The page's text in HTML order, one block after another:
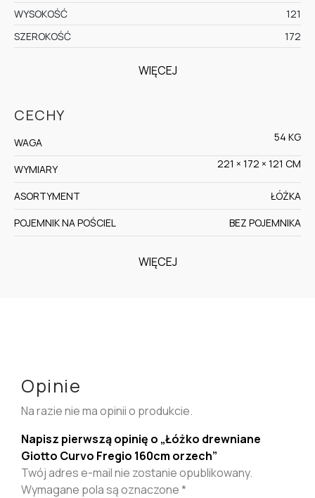
WYSOKOŚĆ
121
SZEROKOŚĆ
172
WIĘCEJ
CECHY
WAGA 54 KG
WYMIARY 221 × 172 × 121 CM
ASORTYMENT
ŁÓŻKA
POJEMNIK NA POŚCIEL
BEZ POJEMNIKA
WIĘCEJ
Opinie
Na razie nie ma opinii o produkcie.
Napisz pierwszą opinię o „Łóżko drewniane
Giotto Curvo Fregio 160cm orzech”
Twój adres e-mail nie zostanie opublikowany.
Wymagane pola są oznaczone*